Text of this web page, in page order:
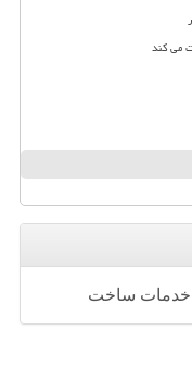
می کند
خدمات ساخت